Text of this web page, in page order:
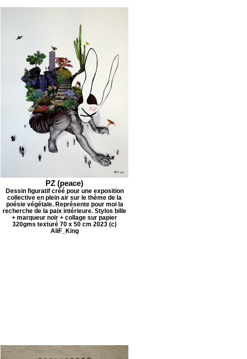
PZ (peace)
Dessin figuratif créé pour une exposition
collective en plein air sur le thème de la
poésie végétale. Représente pour moi la
recherche de la paix intérieure. Stylos bille
+ marqueur noir + collage sur papier
320gms texturé 70 x 50 cm 2023 (c)
AliF_King